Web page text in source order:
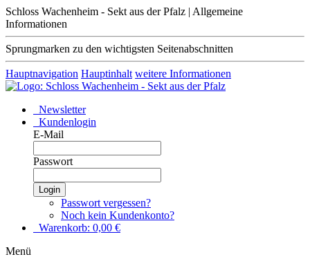
Schloss Wachenheim - Sekt aus der Pfalz | Allgemeine
Informationen
Sprungmarken zu den wichtigsten Seitenabschnitten
Hauptnavigation Hauptinhalt weitere Informationen
Newsletter
Kundenlogin
E-Mail
Passwort
Login
Passwort vergessen?
Noch kein Kundenkonto?
Warenkorb: 0,00 €
Menü